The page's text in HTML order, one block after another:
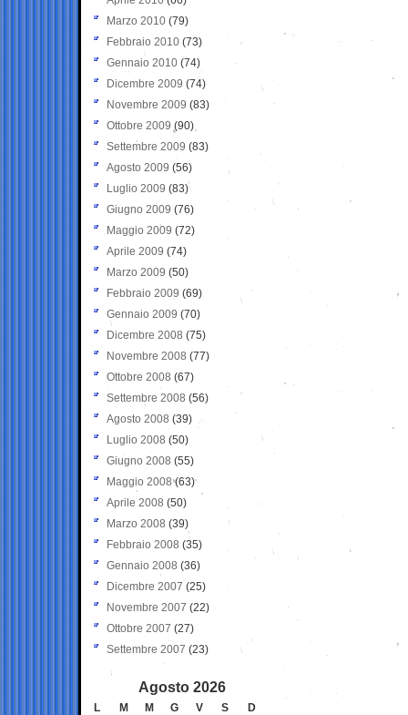
Marzo 2010 (79)
Febbraio 2010 (73)
Gennaio 2010 (74)
Dicembre 2009 (74)
Novembre 2009 (83)
Ottobre 2009 (90)
Settembre 2009 (83)
Agosto 2009 (56)
Luglio 2009 (83)
Giugno 2009 (76)
Maggio 2009 (72)
Aprile 2009 (74)
Marzo 2009 (50)
Febbraio 2009 (69)
Gennaio 2009 (70)
Dicembre 2008 (75)
Novembre 2008 (77)
Ottobre 2008 (67)
Settembre 2008 (56)
Agosto 2008 (39)
Luglio 2008 (50)
Giugno 2008 (55)
Maggio 2008(63)
Aprile 2008 (50)
Marzo 2008 (39)
Febbraio 2008 (35)
Gennaio 2008 (36)
Dicembre 2007 (25)
Novembre 2007 (22)
Ottobre 2007 (27)
Settembre 2007 (23)
Agosto 2026
L M M G V S
D